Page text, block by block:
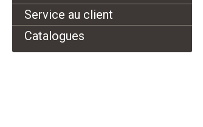
Service au client
Catalogues